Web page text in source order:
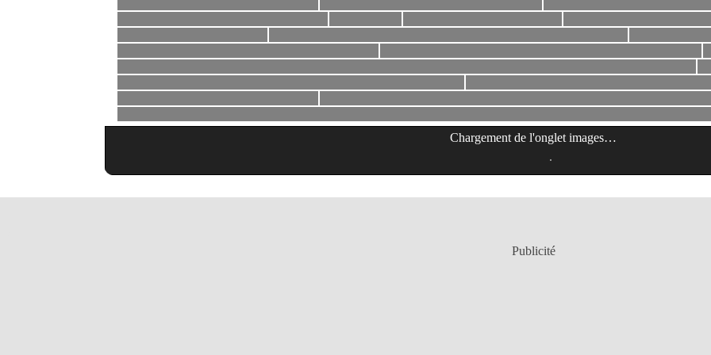
Chargement de l'onglet images…
Publicité